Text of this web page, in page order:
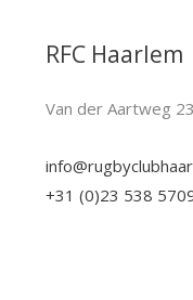
RFC Haarlem
Van der Aartweg
+31 (0)23 538